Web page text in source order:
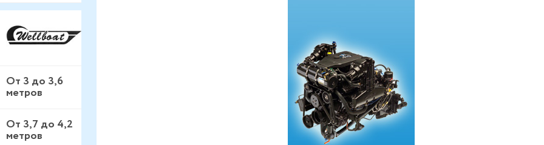
От 3 до 3,6
метров
От 3,7 до 4,2
метров